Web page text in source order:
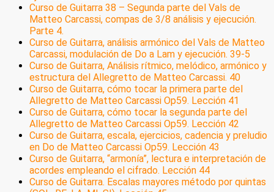
Curso de Guitarra 38 – Segunda parte del Vals de
Matteo Carcassi, compas de 3/8 análisis y ejecución.
Parte 4.
Curso de Guitarra, análisis armónico del Vals de Matteo
Carcassi, modulación de Do a Lam y ejecución. 39-5
Curso de Guitarra, Análisis rítmico, melódico, armónico y
estructura del Allegretto de Matteo Carcassi. 40
Curso de Guitarra, cómo tocar la primera parte del
Allegretto de Matteo Carcassi Op59. Lección 41
Curso de Guitarra, cómo tocar la segunda parte del
Allegretto de Matteo Carcassi Op59. Lección 42
Curso de Guitarra, escala, ejercicios, cadencia y preludio
en Do de Matteo Carcassi Op59. Lección 43
Curso de Guitarra, “armonía”, lectura e interpretación de
acordes empleando el cifrado. Lección 44
Curso de Guitarra. Escalas mayores método por quintas